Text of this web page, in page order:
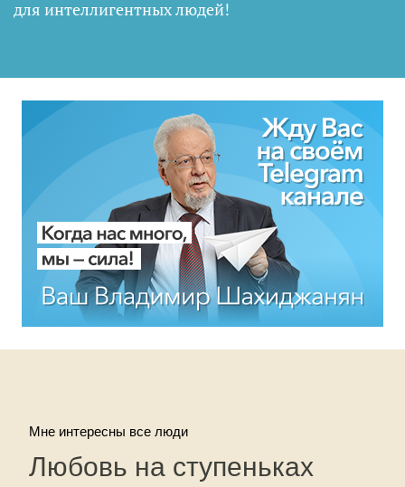
для интеллигентных людей!
Мне интересны все люди
Любовь на ступеньках